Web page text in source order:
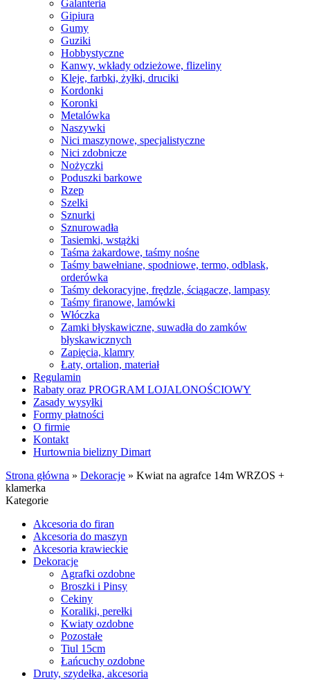
Galanteria
Gipiura
Gumy
Guziki
Hobbystyczne
Kanwy, wkłady odzieżowe, flizeliny
Kleje, farbki, żyłki, druciki
Kordonki
Koronki
Metalówka
Naszywki
Nici maszynowe, specjalistyczne
Nici zdobnicze
Nożyczki
Poduszki barkowe
Rzep
Szelki
Sznurki
Sznurowadła
Tasiemki, wstążki
Taśma żakardowe, taśmy nośne
Taśmy bawełniane, spodniowe, termo, odblask,
orderówka
Taśmy dekoracyjne, frędzle, ściągacze, lampasy
Taśmy firanowe, lamówki
Włóczka
Zamki błyskawiczne, suwadła do zamków
błyskawicznych
Zapięcia, klamry
Łaty, ortalion, materiał
Regulamin
Rabaty oraz PROGRAM LOJALONOŚCIOWY
Zasady wysyłki
Formy płatności
O firmie
Kontakt
Hurtownia bielizny Dimart
Strona główna » Dekoracje » Kwiat na agrafce 14m WRZOS +
klamerka
Kategorie
Akcesoria do firan
Akcesoria do maszyn
Akcesoria krawieckie
Dekoracje
Agrafki ozdobne
Broszki i Pinsy
Cekiny
Koraliki, perełki
Kwiaty ozdobne
Pozostałe
Tiul 15cm
Łańcuchy ozdobne
Druty, szydełka, akcesoria